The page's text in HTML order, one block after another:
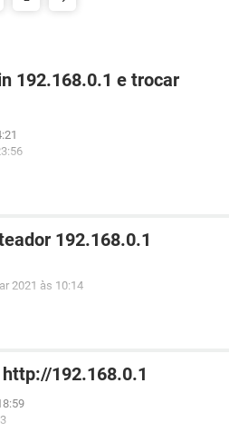
192.168.0.1 e trocar
192.168.0.1
2021 às 10:14
192.168.0.1